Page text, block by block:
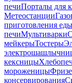
печиПорталы для
Метеостанции
приготовления еды
печиМультиварки
мейкерыТостеры
кексницы
мороженицы
консервирования